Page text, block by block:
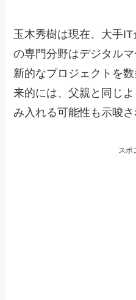
玉木秀樹は現在、大手
の専門分野はデジタル
新的なプロジェクトを
来的には、父親と同じ
み入れる可能性も示唆さ
スポ